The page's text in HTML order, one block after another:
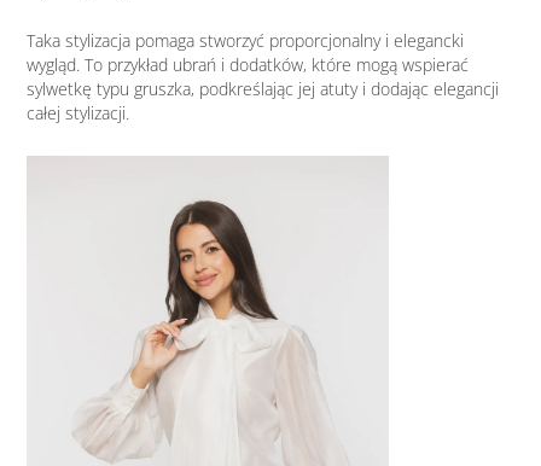
Taka stylizacja pomaga stworzyć proporcjonalny i elegancki
wygląd. To przykład ubrań i dodatków, które mogą wspierać
sylwetkę typu gruszka, podkreślając jej atuty i dodając elegancji
całej stylizacji.